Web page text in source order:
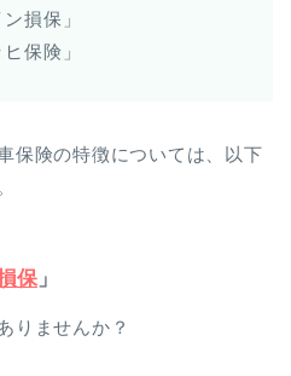
損保」
保険」
保険の特徴については、以下
保 」
りませんか？